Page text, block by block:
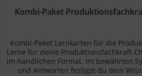
Kombi-Paket
Kombi-Paket Lernkarten für die
Lerne für deine Produktionsfachkraft
im handlichen Format. Im bewährten
und Antworten festigst du dein